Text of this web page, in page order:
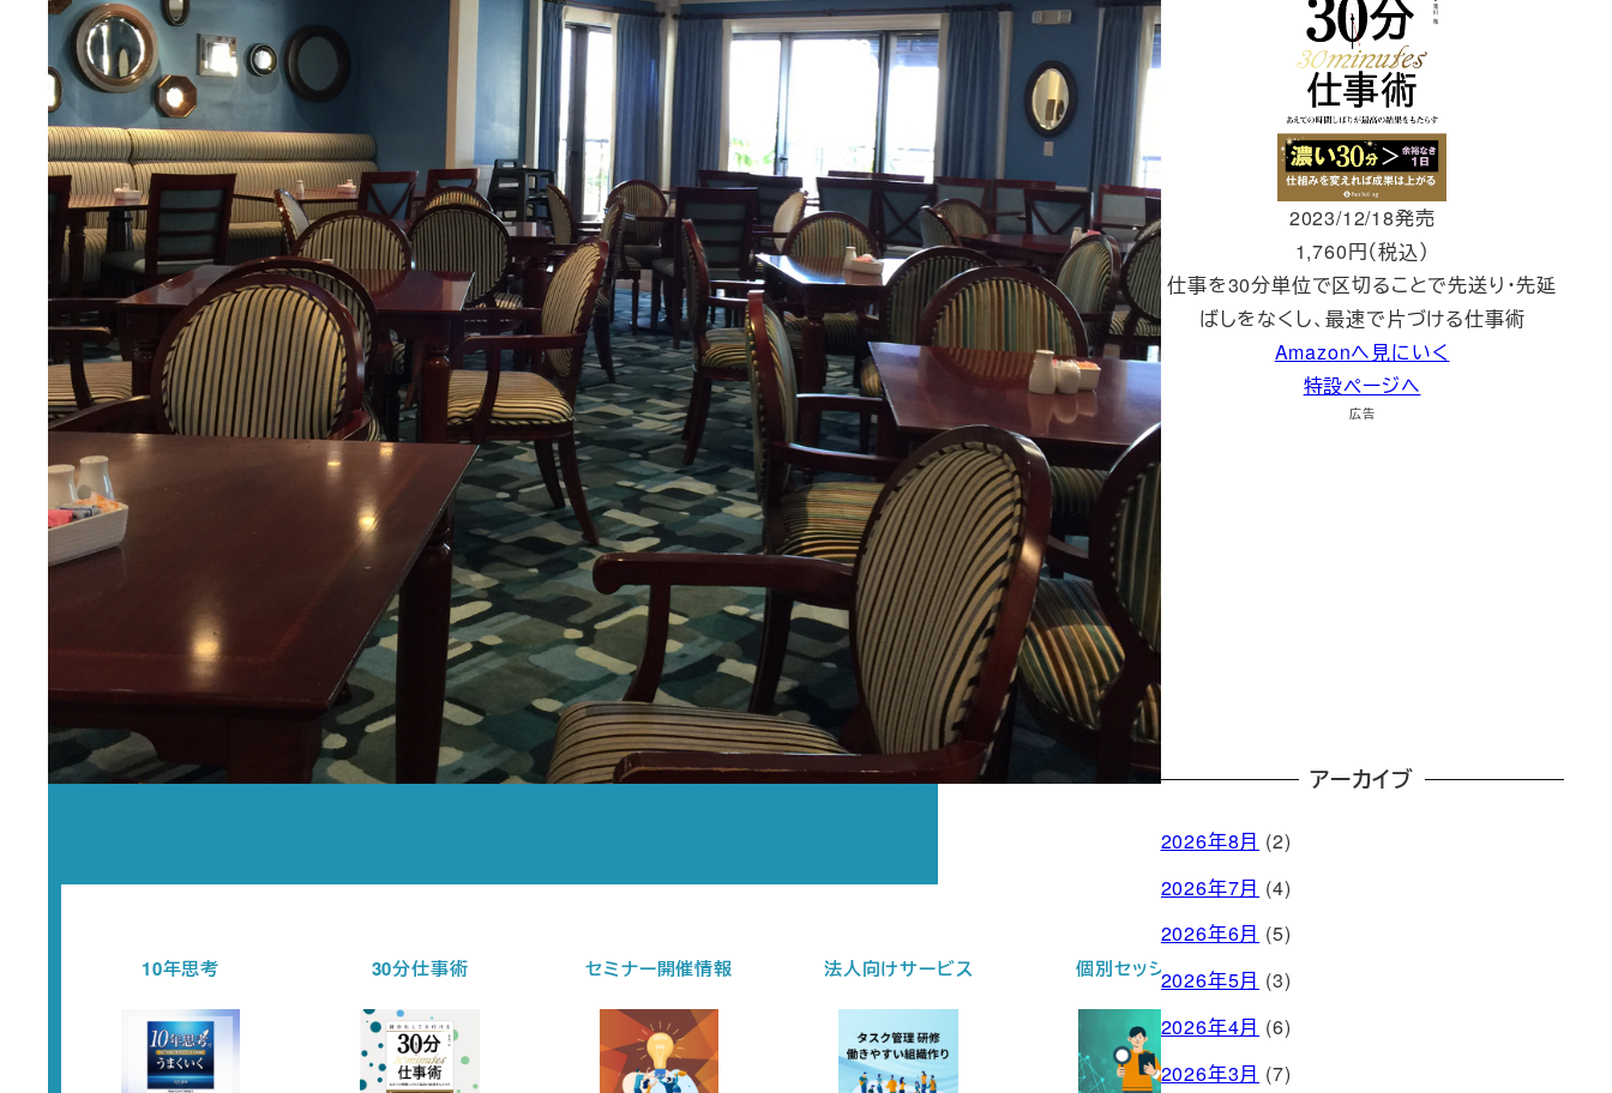
30分仕事術 セミナー開催情報 法人向けサービス 個別セッション お問い合わせ
2023/12/18発売
1,760円（税込）
仕事を30分単位で区切ることで先送り・先延
ばしをなくし、最速で片づける仕事術
Amazonへ見にいく
特設ページへ
広告
アーカイブ
2026年8月 (2)
2026年7月 (4)
2026年6月 (5)
2026年5月 (3)
2026年4月 (6)
2026年3月 (7)